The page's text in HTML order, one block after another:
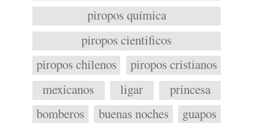
piropos química
piropos cientificos
piropos chilenos
piropos cristianos
mexicanos
ligar
princesa
bomberos
buenas noches
guapos